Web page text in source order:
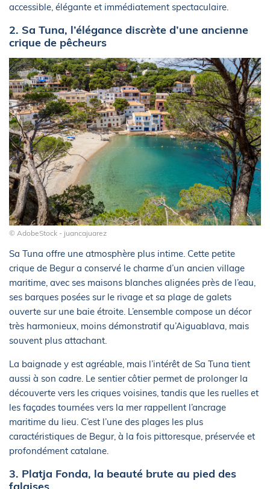
accessible, élégante et immédiatement spectaculaire.
2. Sa Tuna, l’élégance discrète d’une ancienne
crique de pêcheurs
© AdobeStock - juancajuarez
Sa Tuna offre une atmosphère plus intime. Cette petite
crique de Begur a conservé le charme d’un ancien village
maritime, avec ses maisons blanches alignées près de l’eau,
ses barques posées sur le rivage et sa plage de galets
ouverte sur une baie étroite. L’ensemble compose un décor
très harmonieux, moins démonstratif qu’Aiguablava, mais
souvent plus attachant.
La baignade y est agréable, mais l’intérêt de Sa Tuna tient
aussi à son cadre. Le sentier côtier permet de prolonger la
découverte vers les criques voisines, tandis que les ruelles et
les façades tournées vers la mer rappellent l’ancrage
maritime du lieu. C’est l’une des plages les plus
caractéristiques de Begur, à la fois pittoresque, préservée et
profondément catalane.
3. Platja Fonda, la beauté brute au pied des